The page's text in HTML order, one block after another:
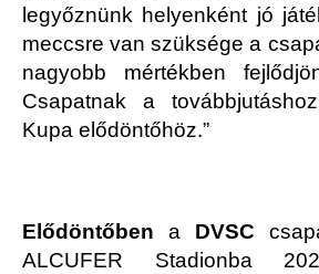
legyőznünk helyenként jó
meccsre van szüksége a
nagyobb mértékben
Csapatnak a
Kupa elődöntőhöz.”
Elődöntőben a DVSC
ALCUFER Stadionba